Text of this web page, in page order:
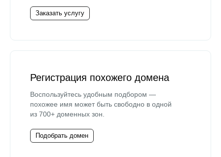
Заказать услугу
Регистрация похожего домена
Воспользуйтесь удобным подбором —
похожее имя может быть свободно в одной
из 700+ доменных зон.
Подобрать домен